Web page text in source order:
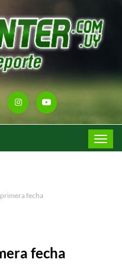
Toggle
fecha
fecha